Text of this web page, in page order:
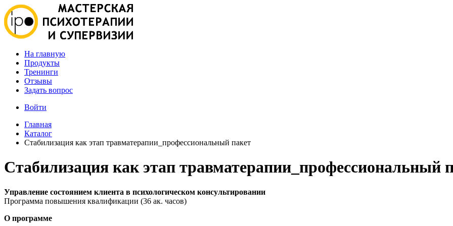
На главную
Продукты
Тренинги
Отзывы
Задать вопрос
Войти
Главная
Каталог
Стабилизация как этап травматерапии_профессиональный пакет
Стабилизация как этап травматерапии_профессиональный
Управление состоянием клиента в психологическом консультировании
Программа повышения квалификации (36 ак. часов)
О программе